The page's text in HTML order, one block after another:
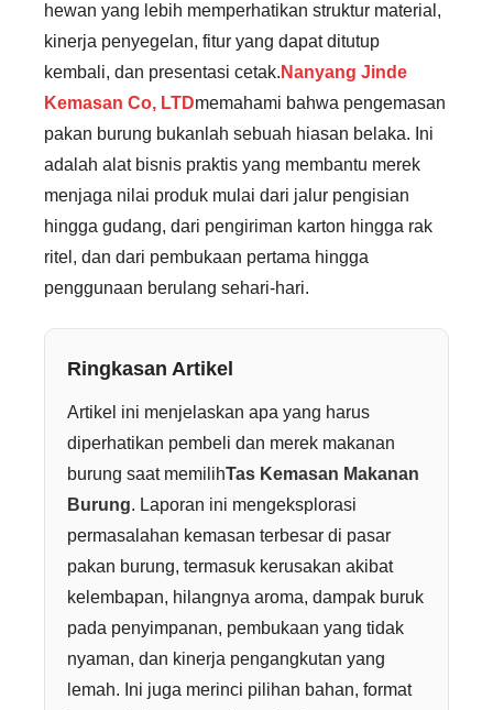
hewan yang lebih memperhatikan struktur material,
kinerja penyegelan, fitur yang dapat ditutup
kembali, dan presentasi cetak. Nanyang Jinde
Kemasan Co, LTDmemahami bahwa pengemasan
pakan burung bukanlah sebuah hiasan belaka. Ini
adalah alat bisnis praktis yang membantu merek
menjaga nilai produk mulai dari jalur pengisian
hingga gudang, dari pengiriman karton hingga rak
ritel, dan dari pembukaan pertama hingga
penggunaan berulang sehari-hari.
Ringkasan Artikel
Artikel ini menjelaskan apa yang harus
diperhatikan pembeli dan merek makanan
burung saat memilihTas Kemasan Makanan
Burung. Laporan ini mengeksplorasi
permasalahan kemasan terbesar di pasar
pakan burung, termasuk kerusakan akibat
kelembapan, hilangnya aroma, dampak buruk
pada penyimpanan, pembukaan yang tidak
nyaman, dan kinerja pengangkutan yang
lemah. Ini juga merinci pilihan bahan, format